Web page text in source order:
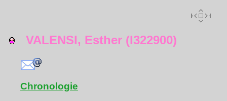
VALENSI, Esther (I322900)
Chronologie